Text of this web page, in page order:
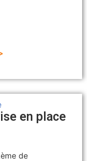
en place
de